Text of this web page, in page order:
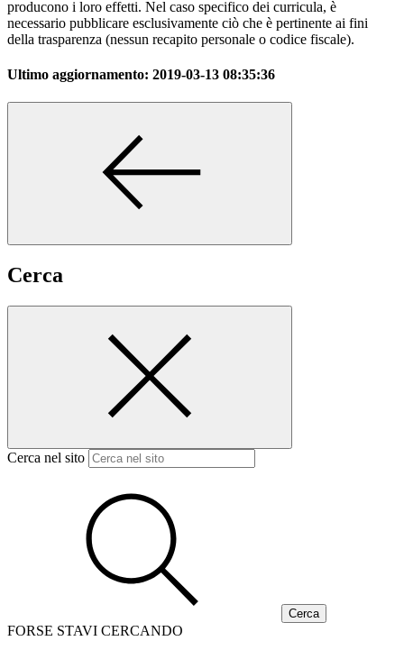
producono i loro effetti. Nel caso specifico dei curricula, è
necessario pubblicare esclusivamente ciò che è pertinente ai fini
della trasparenza (nessun recapito personale o codice fiscale).
Ultimo aggiornamento: 2019-03-13 08:35:36
Cerca
Cerca nel sito
FORSE STAVI CERCANDO